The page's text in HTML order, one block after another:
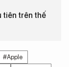
tiên trên thế
#Apple